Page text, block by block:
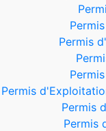
Permis
Permis
Permis
Permis